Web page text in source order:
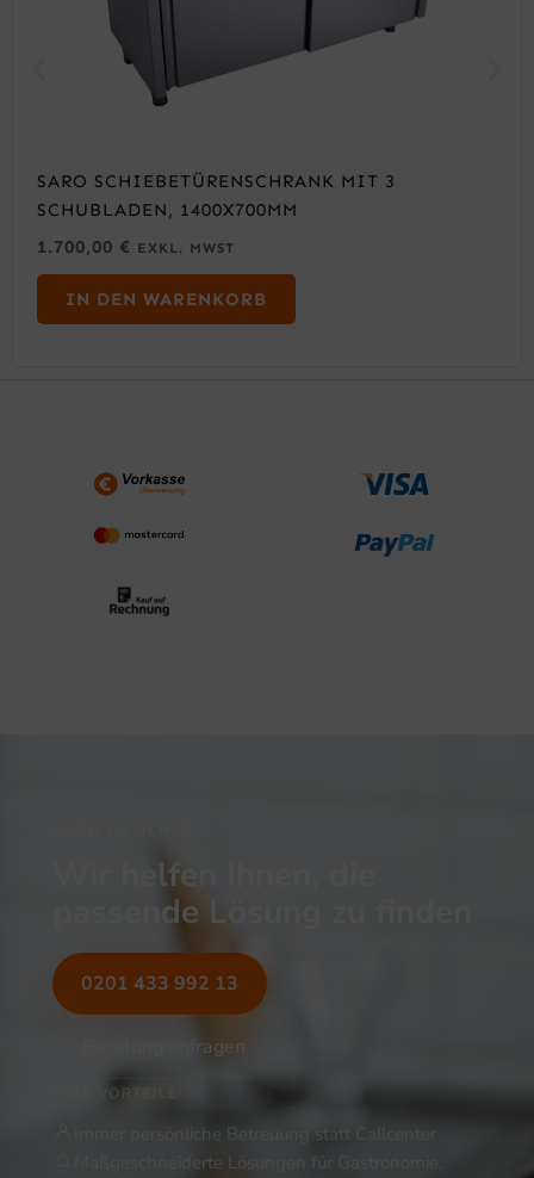
SARO SCHIEBETÜRENSCHRANK MIT 3
SCHUBLADEN, 1400X700MM
1.700,00 € EXKL. MWST
IN DEN WARENKORB
Wir helfen Ihnen, die
passende Lösung zu finden
0201 433 992 13
Beratung anfragen
IHRE VORTEILE
Immer persönliche Betreuung statt Callcenter
Maßgeschneiderte Lösungen für Gastronomie,